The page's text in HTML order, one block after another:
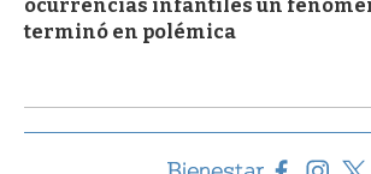
ocurrencias infantiles un
terminó en polémica